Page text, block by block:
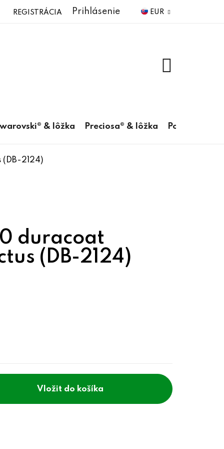
EUR
Prihlásenie
REGISTRÁCIA
& lôžka Preciosa® & lôžka Pomôcky
2124)
duracoat
(DB-2124)
do košíka